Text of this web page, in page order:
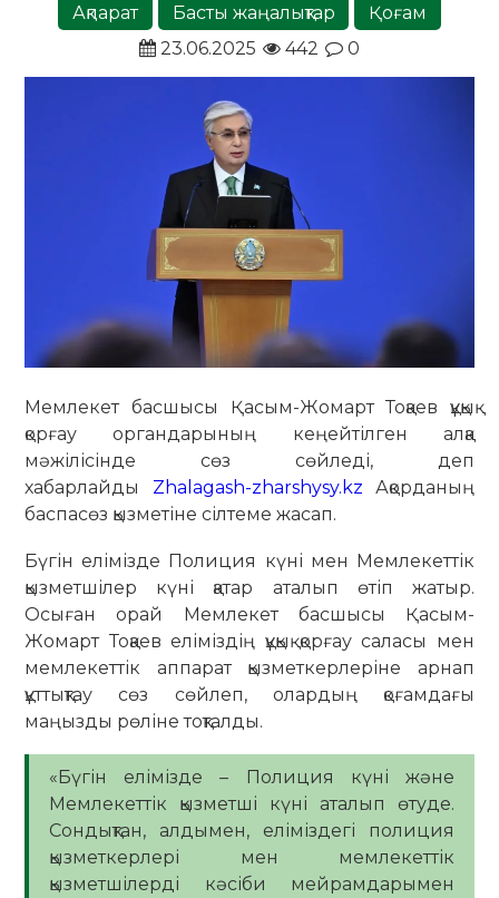
Ақпарат Басты жаңалықтар
Қоғам
23.06.2025
442 0
Мемлекет басшысы Қасым-Жомарт Тоқаев құқық
қорғау органдарының кеңейтілген алқа
мәжілісінде сөз сөйледі, деп
хабарлайды Zhalagash-zharshysy.kz Ақорданың
баспасөз қызметіне сілтеме жасап.
Бүгін елімізде Полиция күні мен Мемлекеттік
қызметшілер күні қатар аталып өтіп жатыр.
Осыған орай Мемлекет басшысы Қасым-
Жомарт Тоқаев еліміздің құқық қорғау саласы мен
мемлекеттік аппарат қызметкерлеріне арнап
құттықтау сөз сөйлеп, олардың қоғамдағы
маңызды рөліне тоқталды.
«Бүгін елімізде – Полиция күні және
Мемлекеттік қызметші күні аталып өтуде.
Сондықтан, алдымен, еліміздегі полиция
қызметкерлері мен мемлекеттік
қызметшілерді кәсіби мейрамдарымен